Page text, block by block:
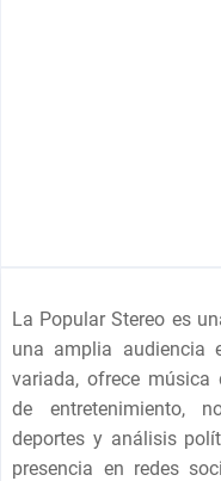
La Popular Stereo es
una amplia audiencia
variada, ofrece música
de entretenimiento,
deportes y análisis
presencia en redes